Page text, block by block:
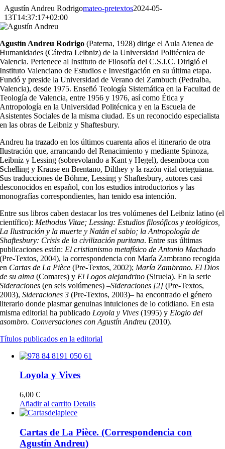
Agustín Andreu Rodrigomateo-pretextos2024-05-
13T14:37:17+02:00
Agustín Andreu Rodrigo (Paterna, 1928) dirige el Aula Atenea de
Humanidades (Cátedra Leibniz) de la Universidad Politécnica de
Valencia. Pertenece al Instituto de Filosofía del C.S.I.C. Dirigió el
Instituto Valenciano de Estudios e Investigación en su última etapa.
Fundó y preside la Universidad de Verano del Zambuch (Pedralba,
Valencia), desde 1975. Enseñó Teología Sistemática en la Facultad de
Teología de Valencia, entre 1956 y 1976, así como Ética y
Antropología en la Universidad Politécnica y en la Escuela de
Asistentes Sociales de la misma ciudad. Es un reconocido especialista
en las obras de Leibniz y Shaftesbury.
Andreu ha trazado en los últimos cuarenta años el itinerario de otra
Ilustración que, arrancando del Renacimiento y mediante Spinoza,
Leibniz y Lessing (sobrevolando a Kant y Hegel), desemboca con
Schelling y Krause en Brentano, Dilthey y la razón vital orteguiana.
Sus traducciones de Böhme, Lessing y Shaftesbury, autores casi
desconocidos en español, con los estudios introductorios y las
monografías correspondientes, han tenido esa intención.
Entre sus libros caben destacar los tres volúmenes del Leibniz latino (el
científico): Methodus Vitae; Lessing: Estudios filosóficos y teológicos,
La Ilustración y la muerte y Natán el sabio; la Antropología de
Shaftesbury: Crisis de la civilización puritana. Entre sus últimas
publicaciones están: El cristianismo metafísico de Antonio Machado
(Pre-Textos, 2004), la correspondencia con María Zambrano recogida
en Cartas de La Pièce (Pre-Textos, 2002); María Zambrano. El Dios
de su alma (Comares) y El Logos alejandrino (Siruela). En la serie
Sideraciones (en seis volúmenes) –Sideraciones [2](Pre-Textos,
2003),Sideraciones 3(Pre-Textos, 2003)– ha encontrado el género
literario donde plasmar genuinas intuiciones de lo cotidiano. En esta
misma editorial ha publicado Loyola y Vives(1995) y Elogio del
asombro. Conversaciones con Agustín Andreu(2010).
Títulos publicados en la editorial
Loyola y Vives
6,00€
Añadir al carrito Details
Cartas de La Pièce. (Correspondencia con
Agustín Andreu)